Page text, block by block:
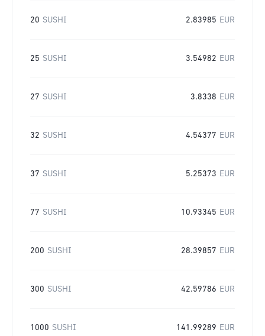
20 SUSHI 2.83985 EUR
25 SUSHI 3.54982 EUR
27 SUSHI 3.8338 EUR
32 SUSHI 4.54377 EUR
37 SUSHI 5.25373 EUR
77 SUSHI 10.93345 EUR
200 SUSHI 28.39857 EUR
300 SUSHI 42.59786 EUR
1000 SUSHI 141.99289 EUR